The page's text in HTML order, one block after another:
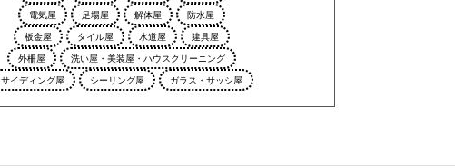
電気屋
足場屋 解体屋
防水屋
板金屋
タイル屋 水道屋
建具屋
外柵屋
洗い屋・美装屋・ハウスクリーニング
サイディング屋
シーリング屋 ガラス・サッシ屋